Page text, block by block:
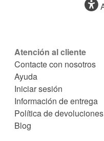
Atención al cliente
Contacte con nosotros
Ayuda
Iniciar sesión
Información de entrega
Política de devoluciones
Blog